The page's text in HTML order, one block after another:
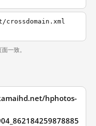
一致。
hphotos-